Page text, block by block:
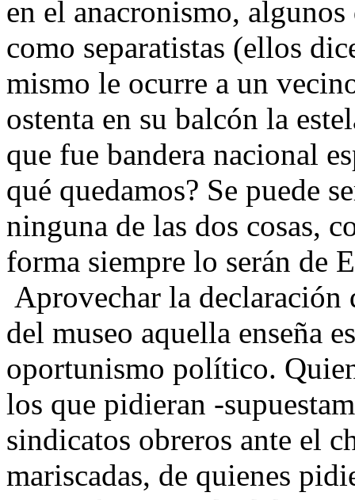
en el anacronismo,
como separatistas (ellos
mismo le ocurre a un
ostenta en su balcón la
que fue bandera nacional
qué quedamos? Se puede
ninguna de las dos cosas,
forma siempre lo serán de
Aprovechar la declaración
del museo aquella enseña
oportunismo político.
los que pidieran -
sindicatos obreros ante el
mariscadas, de quienes